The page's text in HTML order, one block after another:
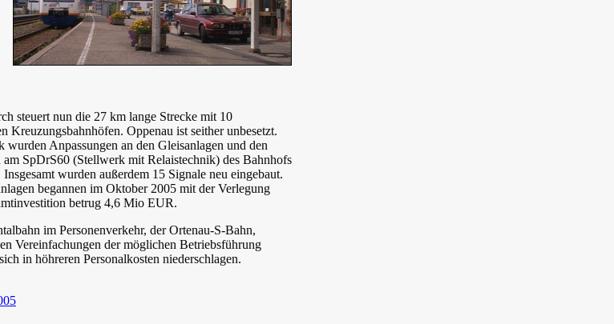
steuert nun die 27 km lange Strecke mit 10
Kreuzungsbahnhöfen. Oppenau ist seither unbesetzt.
wurden Anpassungen an den Gleisanlagen und den
am SpDrS60 (Stellwerk mit Relaistechnik) des Bahnhofs
wurden außerdem 15 Signale neu eingebaut.
begannen im Oktober 2005 mit der Verlegung
betrug 4,6 Mio EUR.
im Personenverkehr, der Ortenau-S-Bahn,
Vereinfachungen der möglichen Betriebsführung
in höhreren Personalkosten niederschlagen.